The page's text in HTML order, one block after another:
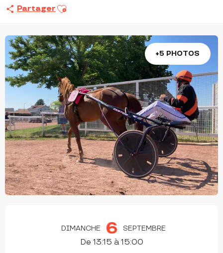
Partager Ajouter aux favoris
+5 PHOTOS
DIMANCHE 6 SEPTEMBRE
De 13:15 à 15:00